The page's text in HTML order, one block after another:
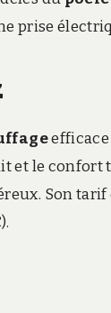
prise
et le confort
Son tarif